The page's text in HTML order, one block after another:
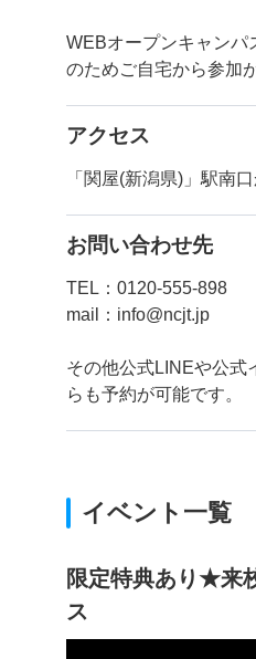
WEBオープンキャンパ
のためご自宅から参加
アクセス
「関屋(新潟県)」駅南
お問い合わせ先
TEL：0120-555-898
mail：info@ncjt.jp
その他公式LINEや公式
らも予約が可能です。
イベント一覧
限定特典あり★来
ス